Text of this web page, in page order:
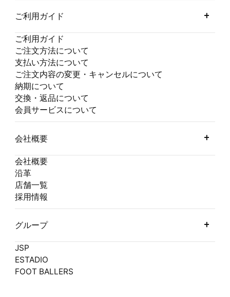
ご利用ガイド
ご利用ガイド
ご注文方法について
支払い方法について
ご注文内容の変更・キャンセルについて
納期について
交換・返品について
会員サービスについて
会社概要
会社概要
沿革
店舗一覧
採用情報
グループ
JSP
ESTADIO
FOOT BALLERS